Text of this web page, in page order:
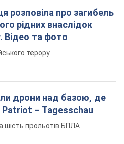
розповіла про загибель
рідних внаслідок
Відео та фото
терору
дрони над базою, де
– Tagesschau
шість прольотів БПЛА